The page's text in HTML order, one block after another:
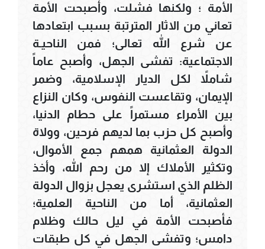
الأمة ؛ ولكنها فشلت، وأصبحت الأمة
تعاني من الاثار المترتبة بسبب ابتعادها
عن شرع الله تعالى؛ فمن الناحيـة
الاجتماعية: تفشى الجهل، وأصبح عاماً
شاملاً لكل الديار الإسلامية، وضمر
الإيمان، وتقاعست النفوس، وكان النزاع
بين الأمراء مستمراً على حطام الدنيا،
وأصبح كل حزب بما لديهم فرحين، وولاة
الدولة العثمانية همهم جمع الأموال،
وتكثير الأملاك إلا من رحم الله، وأخذ
الظلم الذي استشرى يعجل بزوال الدولة
العثمانية، أما من الناحية العلمية؛
فأصبحت الأمة في ليل حالك وظلام
دامس؛ وتفشى الجهل في كل طبقات